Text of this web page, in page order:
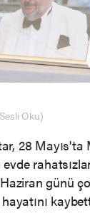
Oku)
28 Mayıs'ta
günü